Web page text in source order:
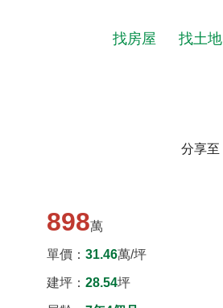
找房屋 找土地
分享至
898萬
單價： 31.46萬/坪
建坪 ： 28.54坪